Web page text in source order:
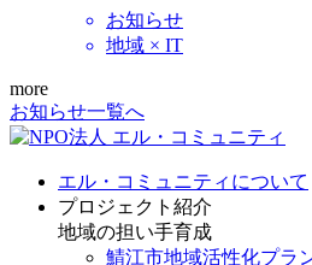
お知らせ
地域 × IT
more
お知らせ一覧へ
エル・コミュニティについて
プロジェクト紹介
地域の担い手育成
鯖江市地域活性化プラ